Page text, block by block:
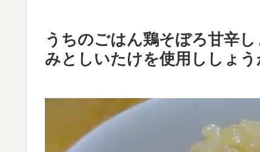
うちのごはん鶏そぼろ甘辛
みとしいたけを使用ししょ